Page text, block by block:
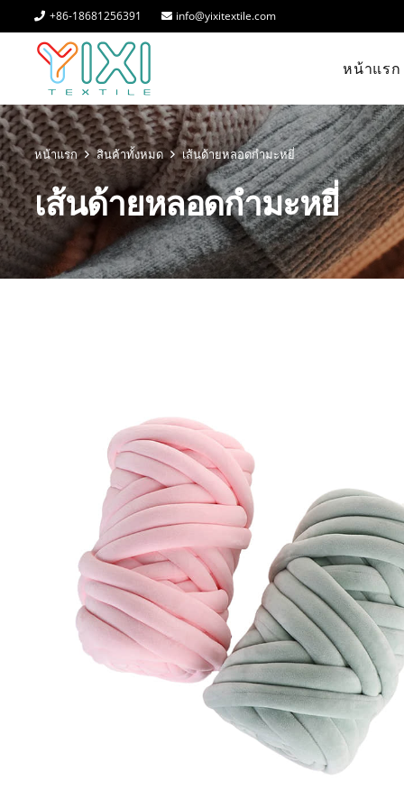
+86-18681256391 info@yixitextile.com
หน้าแรก
หน้าแรก สินค้าทั้งหมด เส้นด้ายหลอดกำมะหยี่
เส้นด้ายหลอดกำมะหยี่